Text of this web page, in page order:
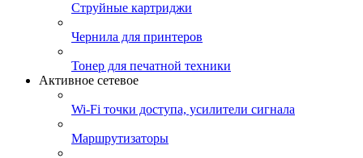
Струйные картриджи
Чернила для принтеров
Тонер для печатной техники
Активное сетевое
Wi-Fi точки доступа, усилители сигнала
Маршрутизаторы